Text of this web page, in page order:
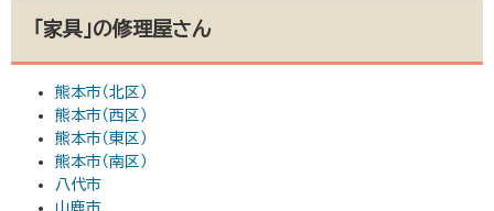
「家具」の修理屋さん
熊本市（北区）
熊本市（西区）
熊本市（東区）
熊本市（南区）
八代市